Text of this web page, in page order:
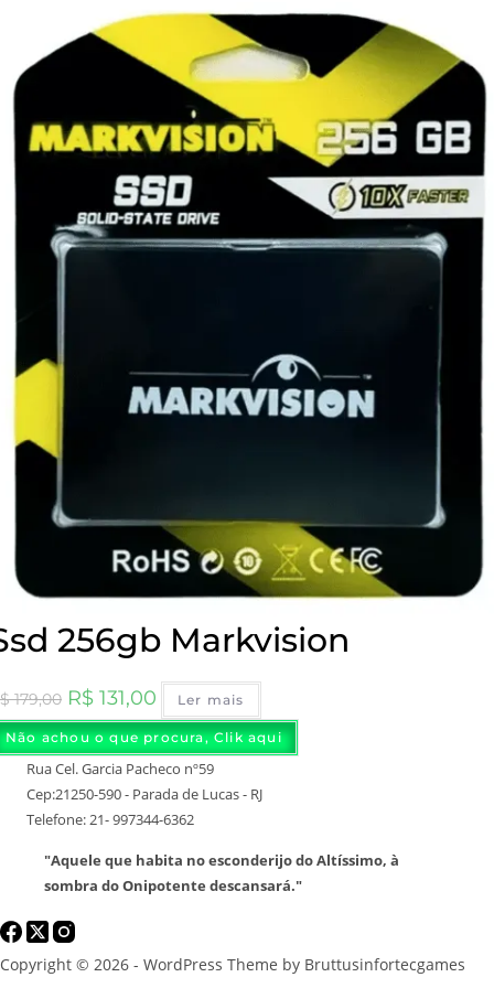
256gb Markvision
179,00 O
preço
original
era:
R$ 179,00.
R$ 131,00
preço
atual
é:
R$ 131,00.
Ler mais
Não achou o que procura, Clik aqui
Rua Cel. Garcia Pacheco nº59
Cep:21250-590 - Parada de Lucas - RJ
Telefone: 21- 997344-6362
"Aquele que habita no esconderijo do Altíssimo, à
sombra do Onipotente descansará."
Copyright © 2026 - WordPress Theme by Bruttusinfortecgames